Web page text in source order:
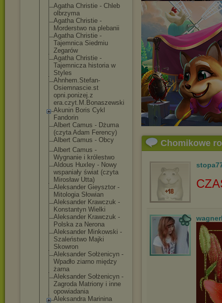
Agatha Christie - Chleb
olbrzyma
Agatha Christie -
Morderstwo na plebanii
Agatha Christie -
Tajemnica Siedmiu
Zegarów
Agatha Christie -
Tajemnicza historia w
Styles
Ahnhem.Stefan-
Osiemnascie.st
opni.ponizej.z
era.czyt.M.Bonaszewski
Akunin Boris Cykl
Fandorin
Albert Camus - Dżuma
(czyta Adam Ferency)
Albert Camus - Obcy
Albert Camus -
Wygnanie i królestwo
Aldous Huxley - Nowy
wspaniały świat (czyta
Mirosław Utta)
Aleksander Gieysztor -
Mitologia Słowian
Aleksander Krawczuk -
Konstantyn Wielki
Aleksander Krawczuk -
Polska za Nerona
Aleksander Minkowski -
Szaleństwo Majki
Skowron
Aleksander Sołżenicyn -
Wpadło ziarno między
żarna
Aleksander Sołżenicyn -
Zagroda Matriony i inne
opowiadania
Aleksandra Marinina
Chomikowe